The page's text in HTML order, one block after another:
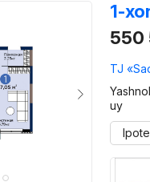
1-
550
TJ
uy